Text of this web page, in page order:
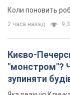
Коли поновить
2 часа назад
Києво-
"монстром"?
зупиняти